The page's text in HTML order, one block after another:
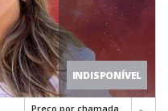
INDISPONÍVEL
Preço por chamada